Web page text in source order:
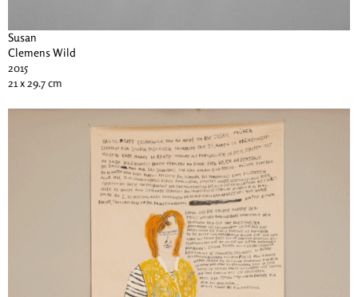
Susan
Clemens Wild
2015
21 x 29.7 cm